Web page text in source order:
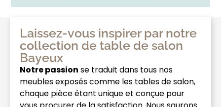
Laissez-vous inspirer par notre
collection de table de salon
Bayeux
Notre passion se traduit dans tous nos
meubles exposés comme les tables de salon,
chaque pièce étant unique et conçue pour